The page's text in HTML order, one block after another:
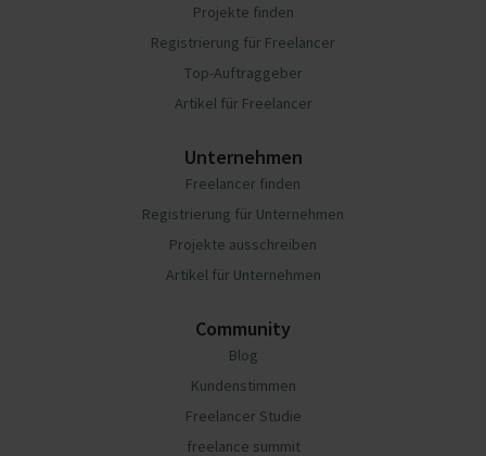
Projekte finden
Registrierung für Freelancer
Top-Auftraggeber
Artikel für Freelancer
Unternehmen
Freelancer finden
Registrierung für Unternehmen
Projekte ausschreiben
Artikel für Unternehmen
Community
Blog
Kundenstimmen
Freelancer Studie
freelance summit